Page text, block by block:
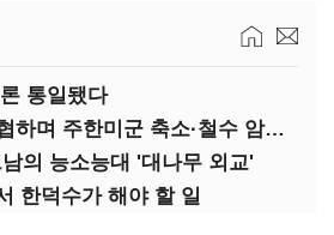
통일됐다
"트럼프, 관세 위협하며 주한미군 축소·철수 암시할 수도"
의 능소능대 '대나무 외교'
한덕수가 해야 할 일